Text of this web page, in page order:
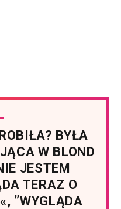
BYŁA
W BLOND
JESTEM
TERAZ O
”WYGLĄDA